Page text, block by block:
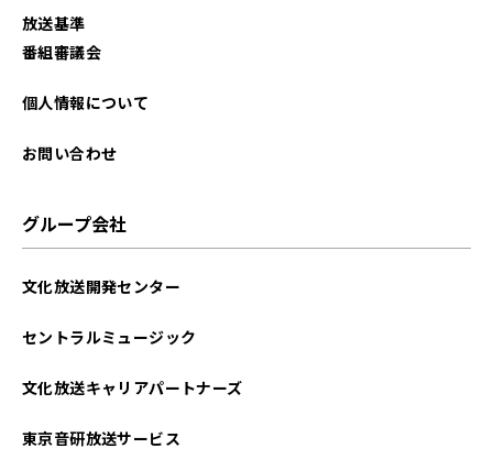
放送基準
番組審議会
個人情報について
お問い合わせ
グループ会社
文化放送開発センター
セントラルミュージック
文化放送キャリアパートナーズ
東京音研放送サービス